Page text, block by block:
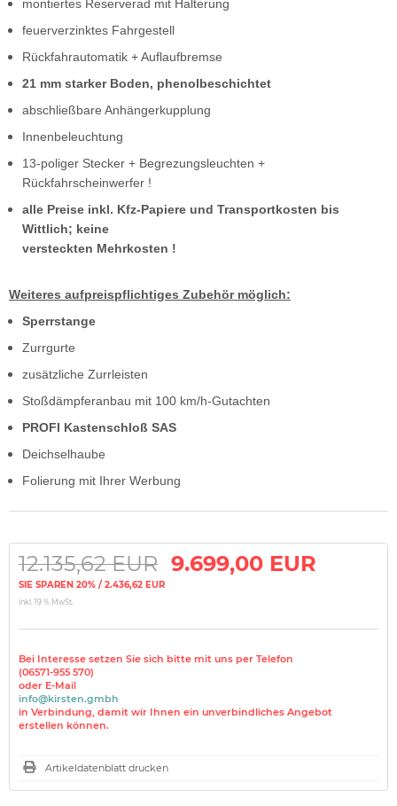
montiertes Reserverad mit Halterung
feuerverzinktes Fahrgestell
Rückfahrautomatik + Auflaufbremse
21 mm starker Boden, phenolbeschichtet
abschließbare Anhängerkupplung
Innenbeleuchtung
13-poliger Stecker + Begrezungsleuchten +
Rückfahrscheinwerfer !
alle Preise inkl. Kfz-Papiere und Transportkosten bis
Wittlich; keine
versteckten Mehrkosten !
Weiteres aufpreispflichtiges Zubehör möglich:
Sperrstange
Zurrgurte
zusätzliche Zurrleisten
Stoßdämpferanbau mit 100 km/h-Gutachten
PROFI Kastenschloß SAS
Deichselhaube
Folierung mit Ihrer Werbung
12.135,62 EUR 9.699,00 EUR
SIE SPAREN 20% / 2.436,62 EUR
inkl. 19 % MwSt.
Bei Interesse setzen Sie sich bitte mit uns per Telefon
(06571-955 570)
oder E-Mail
info@kirsten.gmbh
in Verbindung, damit wir Ihnen ein unverbindliches Angebot
erstellen können.
Artikeldatenblatt drucken